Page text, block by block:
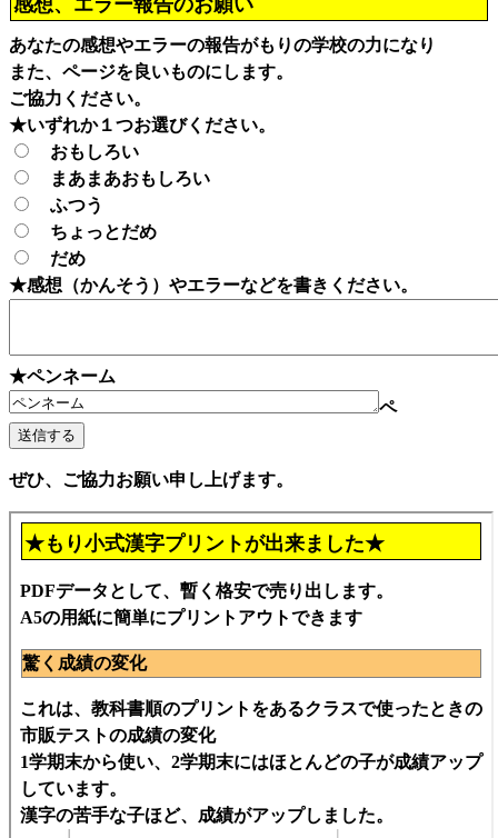
感想、エラー報告のお願い
あなたの感想やエラーの報告がもりの学校の力になり
また、ページを良いものにします。
ご協力ください。
★いずれか１つお選びください。
おもしろい
まあまあおもしろい
ふつう
ちょっとだめ
だめ
★感想（かんそう）やエラーなどを書きください。
★ペンネーム
ペ
ぜひ、ご協力お願い申し上げます。